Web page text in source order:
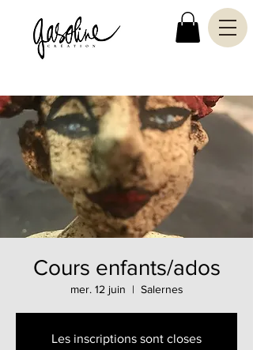
Cours enfants/ados
mer. 12 juin
  |
Salernes
Les inscriptions sont closes